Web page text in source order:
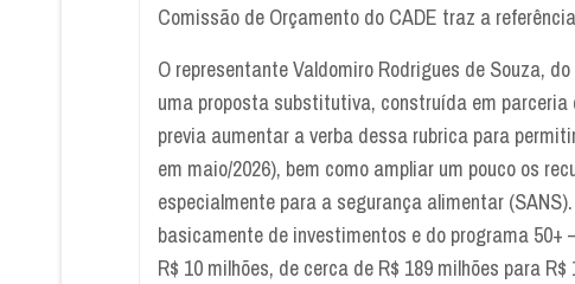
Comissão de Orçamento do CADE traz a
O representante Valdomiro Rodrigues de Souza, do
uma proposta substitutiva, construída em
previa aumentar a verba dessa rubrica para
em maio/2026), bem como ampliar um pouco os
especialmente para a segurança alimentar
basicamente de investimentos e do programa 50+
R$ 10 milhões, de cerca de R$ 189 milhões para R$